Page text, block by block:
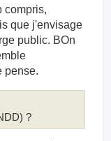
compris,
que j'envisage
public. BOn
pense.
?